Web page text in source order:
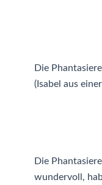
Die
(Isabel aus
Die
wundervoll,